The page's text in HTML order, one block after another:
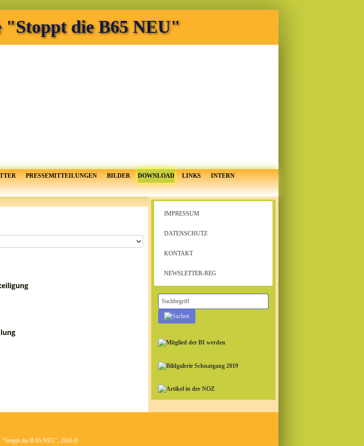
die B65 NEU"
PRESSEMITTEILUNGEN BILDER DOWNLOAD LINKS INTERN
IMPRESSUM
DATENSCHUTZ
KONTAKT
NEWSLETTER-REG
die B 65 NEU", 2016 ff